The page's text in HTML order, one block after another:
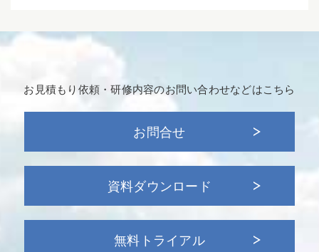
お見積もり依頼・研修内容のお問い合わせなどはこちら
お問合せ
資料ダウンロード
無料トライアル